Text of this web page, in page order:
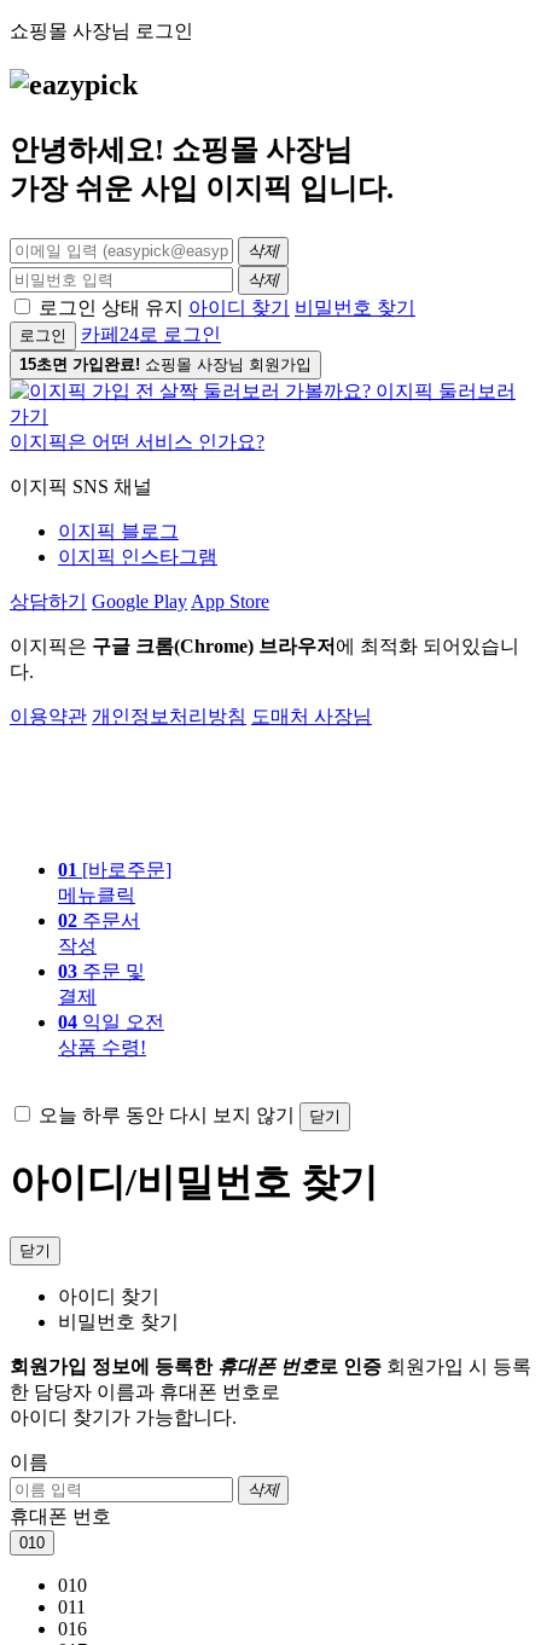
쇼핑몰 사장님 로그인
안녕하세요! 쇼핑몰 사장님
가장 쉬운 사입 이지픽 입니다.
삭제
삭제
로그인 상태 유지 아이디 찾기 비밀번호 찾기
로그인 카페24로 로그인
15초면 가입완료! 쇼핑몰 사장님 회원가입
이지픽은 어떤 서비스 인가요?
이지픽 SNS 채널
이지픽 블로그
이지픽 인스타그램
상담하기 Google Play App Store
이지픽은 구글 크롬(Chrome) 브라우저 에 최적화 되어있습니
다.
이용약관 개인정보처리방침 도매처 사장님
01 [바로주문]
메뉴클릭
02 주문서
작성
03 주문 및
결제
04 익일 오전
상품 수령!
오늘 하루 동안 다시 보지 않기 닫기
아이디/비밀번호 찾기
닫기
아이디 찾기
비밀번호 찾기
회원가입 정보에 등록한 휴대폰 번호로 인증 회원가입 시 등록
한 담당자 이름과 휴대폰 번호로
아이디 찾기가 가능합니다.
이름
삭제
휴대폰 번호
010
010
011
016